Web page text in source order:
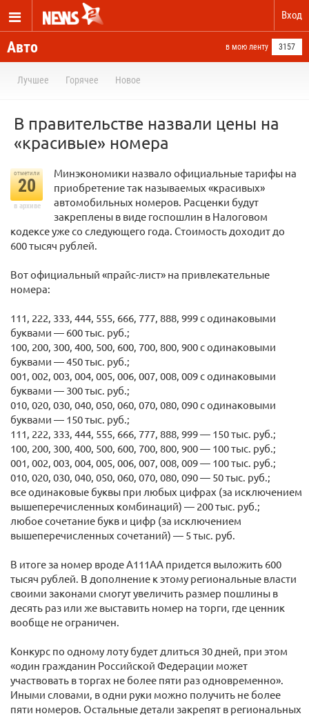
Вход
Авто в мою ленту 3157
Лучшее Горячее Новое
В правительстве назвали цены на
«красивые» номера
отметили
20
в архиве
Минэкономики назвало официальные тарифы на
приобретение так называемых «красивых»
автомобильных номеров. Расценки будут
закреплены в виде госпошлин в Налоговом
кодексе уже со следующего года. Стоимость доходит до
600 тысяч рублей.
Вот официальный «прайс-лист» на привлекательные
номера:
111, 222, 333, 444, 555, 666, 777, 888, 999 с одинаковыми
буквами — 600 тыс. руб.;
100, 200, 300, 400, 500, 600, 700, 800, 900 с одинаковыми
буквами — 450 тыс. руб.;
001, 002, 003, 004, 005, 006, 007, 008, 009 с одинаковыми
буквами — 300 тыс. руб.;
010, 020, 030, 040, 050, 060, 070, 080, 090 с одинаковыми
буквами — 150 тыс. руб.;
111, 222, 333, 444, 555, 666, 777, 888, 999 — 150 тыс. руб.;
100, 200, 300, 400, 500, 600, 700, 800, 900 — 100 тыс. руб.;
001, 002, 003, 004, 005, 006, 007, 008, 009 — 100 тыс. руб.;
010, 020, 030, 040, 050, 060, 070, 080, 090 — 50 тыс. руб.;
все одинаковые буквы при любых цифрах (за исключением
вышеперечисленных комбинаций) — 200 тыс. руб.;
любое сочетание букв и цифр (за исключением
вышеперечисленных сочетаний) — 5 тыс. руб.
В итоге за номер вроде А111АА придется выложить 600
тысяч рублей. В дополнение к этому региональные власти
своими законами смогут увеличить размер пошлины в
десять раз или же выставить номер на торги, где ценник
вообще не ограничен.
Конкурс по одному лоту будет длиться 30 дней, при этом
«один гражданин Российской Федерации может
участвовать в торгах не более пяти раз одновременно».
Иными словами, в одни руки можно получить не более
пяти номеров. Остальные детали закрепят в региональных